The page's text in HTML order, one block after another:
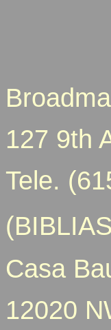
127 9th
Tele.
Casa
12020